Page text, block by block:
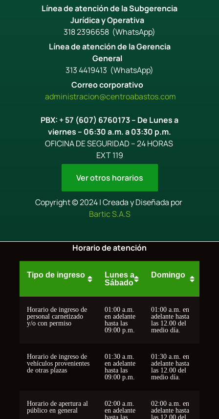
Línea de atención de la Subgerencia
Jurídica y Operativa
318 2396658 (WhatsApp)
Línea de atención de la Gerencia
General
313 4419413 (WhatsApp)
Correo corporativo
administracion@centroabastos.com
PBX: + 57 (607) 6760173 – De Lunes a
viernes – 06:30 a.m. a 03:30 p.m.
OFICINA DE SEGURIDAD – 24 HORAS
EXT 119
Ver otros horarios
Copyright © 2024 | Creada y Diseñada por
Bartic S.A.S
Horario de atención
Tipo de ingreso
Lunes a
Sábado
Domingo
Horario de ingreso de
personal carnetizado
y/o con permiso
01:00 a.m.
en adelante
hasta las
09:00 p.m.
01:00 a.m. en
adelante hasta
las 12.00 del
medio día.
Horario de ingreso de
vehículos provenientes
de otras plazas
01:30 a.m.
en adelante
hasta las
09:00 p.m.
01:30 a.m. en
adelante hasta
las 12.00 del
medio día.
Horario de apertura al
público en general
02:00 a.m.
en adelante
hasta las
02:00 a.m. en
adelante hasta
las 12.00 del